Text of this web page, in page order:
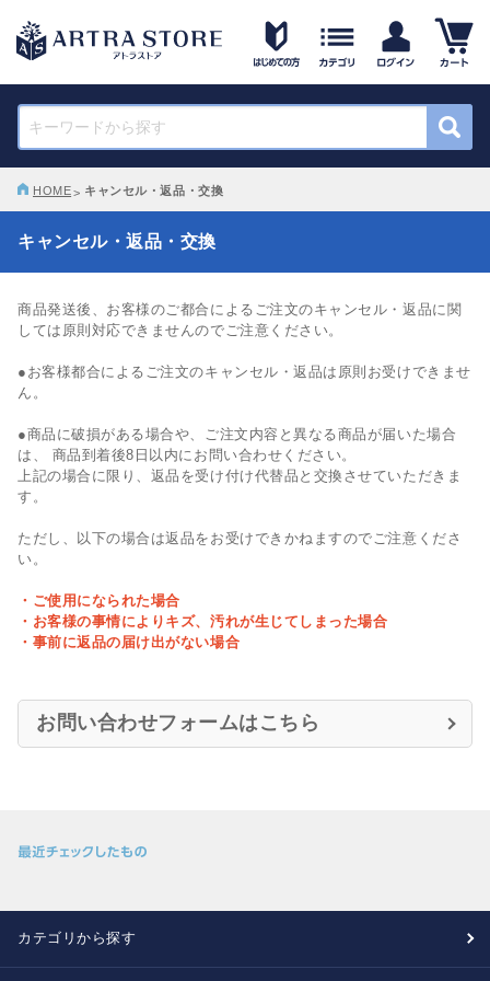
HOME キャンセル・返品・交換
キャンセル・返品・交換
商品発送後、お客様のご都合によるご注文のキャンセル・返品に関
しては原則対応できませんのでご注意ください。
●お客様都合によるご注文のキャンセル・返品は原則お受けできませ
ん。
●商品に破損がある場合や、ご注文内容と異なる商品が届いた場合
は、 商品到着後8日以内にお問い合わせください。
上記の場合に限り、返品を受け付け代替品と交換させていただきま
す。
ただし、以下の場合は返品をお受けできかねますのでご注意くださ
い。
・ご使用になられた場合
・お客様の事情によりキズ、汚れが生じてしまった場合
・事前に返品の届け出がない場合
お問い合わせフォームはこちら
カテゴリから探す